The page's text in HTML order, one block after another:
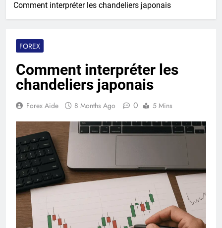
Comment interpréter les chandeliers japonais
FOREX
Comment interpréter les
chandeliers japonais
Forex Aide 8 Months Ago 0 5 Mins